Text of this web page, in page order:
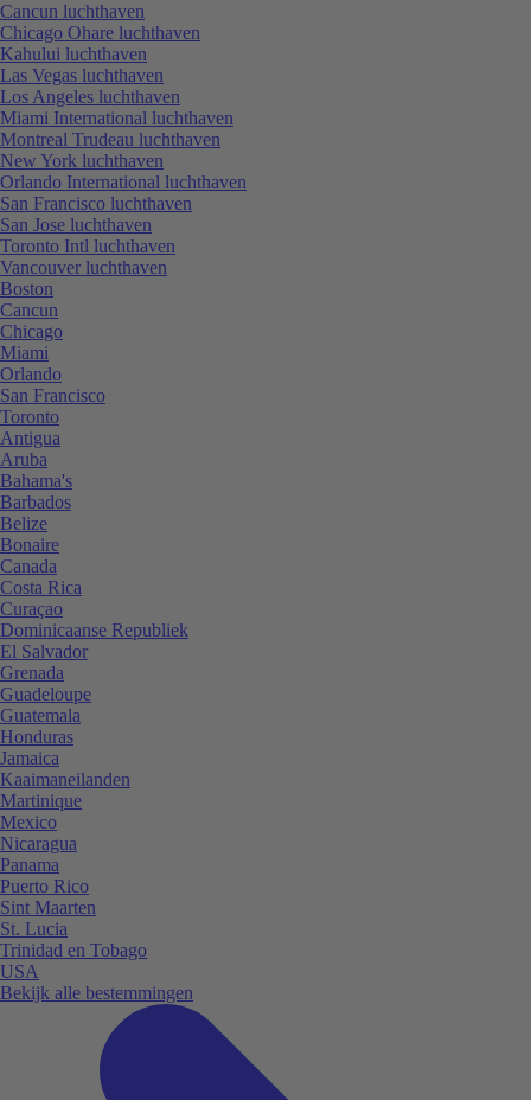
Cancun luchthaven
Chicago Ohare luchthaven
Kahului luchthaven
Las Vegas luchthaven
Los Angeles luchthaven
Miami International luchthaven
Montreal Trudeau luchthaven
New York luchthaven
Orlando International luchthaven
San Francisco luchthaven
San Jose luchthaven
Toronto Intl luchthaven
Vancouver luchthaven
Boston
Cancun
Chicago
Miami
Orlando
San Francisco
Toronto
Antigua
Aruba
Bahama's
Barbados
Belize
Bonaire
Canada
Costa Rica
Curaçao
Dominicaanse Republiek
El Salvador
Grenada
Guadeloupe
Guatemala
Honduras
Jamaica
Kaaimaneilanden
Martinique
Mexico
Nicaragua
Panama
Puerto Rico
Sint Maarten
St. Lucia
Trinidad en Tobago
USA
Bekijk alle bestemmingen